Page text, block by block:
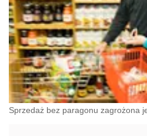
Sprzedaż bez paragonu zagrożona